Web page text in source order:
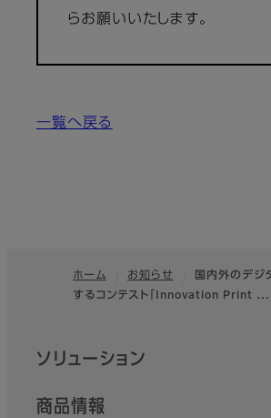
らお願いいたします。
一覧へ戻る
フッター
ホーム お知らせ
国内外のデジ
するコンテスト「Innovation Print …
クイックリンク
ソリューション
商品情報